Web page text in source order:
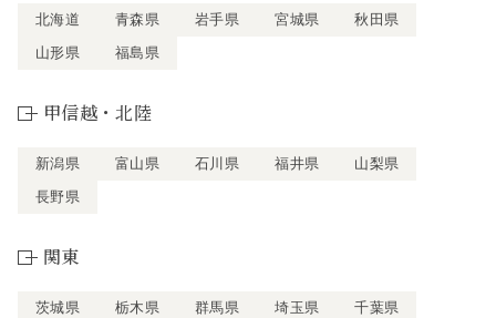
北海道 青森県 岩手県 宮城県
秋田県
山形県
福島県
甲信越・北陸
新潟県 富山県 石川県 福井県
山梨県
長野県
関東
茨城県 栃木県 群馬県 埼玉県
千葉県